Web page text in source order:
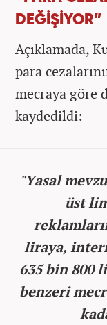
DEĞİŞİYOR”
Açıklamada,
para
mecraya göre
kaydedildi:
"Yasal
üst
liraya,
635 bin 800
benzeri